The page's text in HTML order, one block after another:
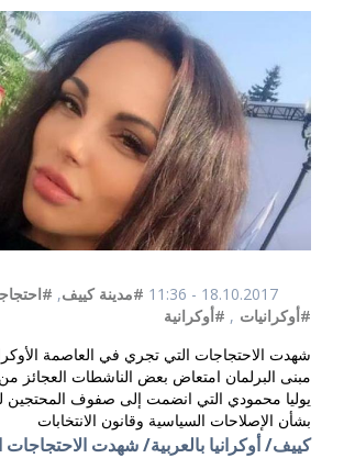
18.10.2017 - 11:36 #مدينة كييف,
#أوكرانيات , #أوكرانية
شهدت الاحتجاجات التي تجري في العاصمة
مبنى البرلمان امتعاض بعض الناشطات العجائز
يوليا محمودي التي انضمت إلى صفوف المحتجين
بشأن الإصلاحات السياسية وقانون الانتخابات
كييف/ أوكرانيا بالعربية/ شهدت